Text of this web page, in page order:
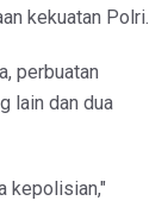
kekuatan Polri.
perbuatan
lain dan dua
kepolisian,"